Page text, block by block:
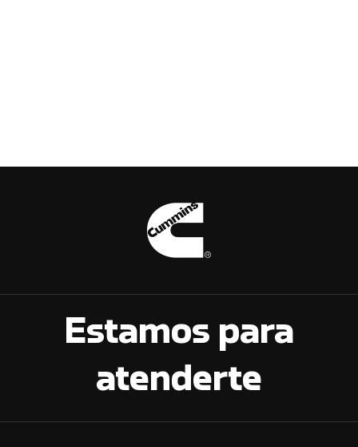
Estamos para
atenderte